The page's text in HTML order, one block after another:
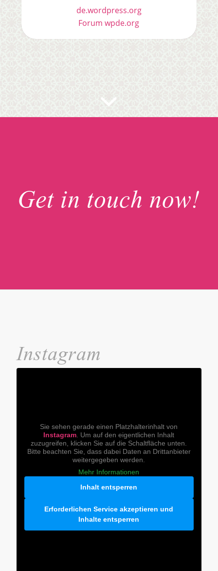
de.wordpress.org
Forum wpde.org
Get in touch now!
Instagram
Sie sehen gerade einen Platzhalterinhalt von
Instagram . Um auf den eigentlichen Inhalt
zuzugreifen, klicken Sie auf die Schaltfläche unten.
Bitte beachten Sie, dass dabei Daten an Drittanbieter
weitergegeben werden.
Mehr Informationen
Inhalt entsperren
Erforderlichen Service akzeptieren und
Inhalte entsperren